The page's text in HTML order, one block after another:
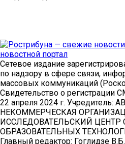
Сетевое издание
по надзору в сфере связи,
массовых коммуникаций
Свидетельство о
22 апреля 2024 г. Учредитель:
НЕКОММЕРЧЕСКАЯ
ИССЛЕДОВАТЕЛЬСКИЙ
ОБРАЗОВАТЕЛЬНЫХ
Главный редактор: Гоглидзе В.Б.